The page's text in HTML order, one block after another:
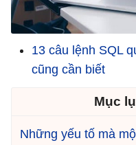
13 câu lệnh SQL
cũng cần biết
Mục
Những yếu tố mà